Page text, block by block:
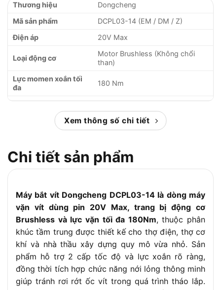
Thương hiệu
Dongcheng
Mã sản phẩm
DCPL03-14 (EM / DM / Z)
Điện áp
20V Max
Loại động cơ
Motor Brushless (Không chổi
than)
Lực momen xoắn tối
đa
180 Nm
2 cấp: Cấp thấp 90 Nm / Cấp cao
180 Nm
Tốc độ không tải (2
Tốc độ va đập (2 cấp)
0 – 1700 / 0 – 3000 lần/phút
Đầu kẹp
Lục giác 6,35mm (1/4 inch)
đa
14mm
Trọng lượng thân máy
Khoảng 1,1 kg
Trọng lượng kèm pin
4.0Ah
Khoảng 1,7 kg
Bảo hành 6 tháng chính hãng
Xem thông số chi tiết
Chi tiết sản phẩm
Máy bắt vít Dongcheng DCPL03-14 là dòng máy
vặn vít dùng pin 20V Max, trang bị động cơ
Brushless và lực vặn tối đa 180Nm, thuộc phân
khúc tầm trung được thiết kế cho thợ điện, thợ cơ
khí và nhà thầu xây dựng quy mô vừa nhỏ. Sản
phẩm hỗ trợ 2 cấp tốc độ và lực xoắn rõ ràng,
đồng thời tích hợp chức năng nới lỏng thông minh
giúp tránh rơi rớt ốc vít trong quá trình tháo lắp.